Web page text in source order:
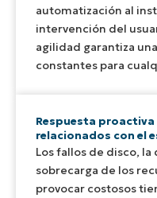
automatización al
intervención del
agilidad garantiza
constantes para
Respuesta
relacionados con el
Los fallos de disco,
sobrecarga de los
provocar costosos